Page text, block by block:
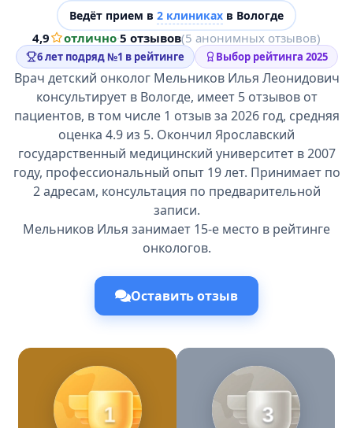
Ведёт прием в 2 клиниках в Вологде
4,9 отлично·5 отзывов(5 анонимных отзывов)
6 лет подряд №1 в рейтинге Выбор рейтинга 2025
Врач детский онколог Мельников Илья Леонидович
консультирует в Вологде, имеет 5 отзывов от
пациентов, в том числе 1 отзыв за 2026 год, средняя
оценка 4.9 из 5. Окончил Ярославский
государственный медицинский университет в 2007
году, профессиональный опыт 19 лет. Принимает по
2 адресам, консультация по предварительной
записи.
Мельников Илья занимает 15-е место в рейтинге
онкологов.
Оставить отзыв
1 3